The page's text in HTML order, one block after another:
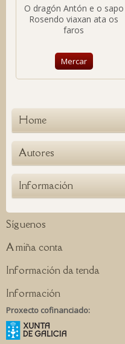
O dragón Antón e o sapo
Rosendo viaxan ata os
faros
Mercar
Home
Autores
Información
Síguenos
A miña conta
Información da tenda
Información
Proxecto cofinanciado: